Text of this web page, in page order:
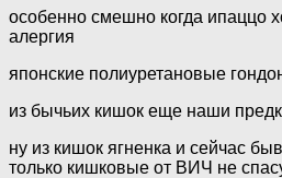
особенно смешно когда ипаццо
алергия
японские полиуретановые
из бычьих кишок еще наши
ну из кишок ягненка и сейчас
только кишковые от ВИЧ не